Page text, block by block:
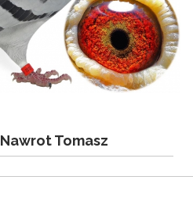
Nawrot Tomasz